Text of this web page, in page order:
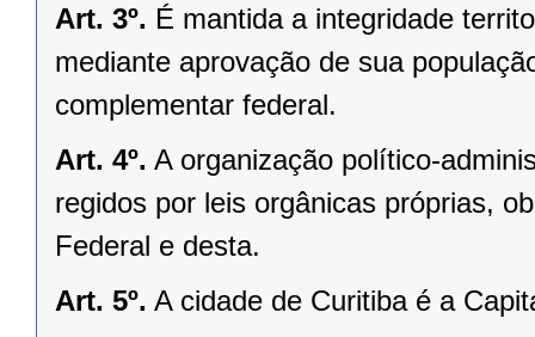
Art. 3º. É mantida a integridade
mediante aprovação de sua
complementar federal.
Art. 4º. A organização político-
regidos por leis orgânicas próprias,
Federal e desta.
Art. 5º. A cidade de Curitiba é a